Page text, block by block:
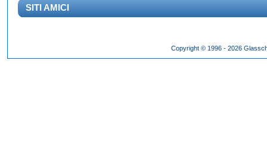
SITI AMICI
dessen klassisches Erscheinungsbild über
Copyright © 1996 - 2026